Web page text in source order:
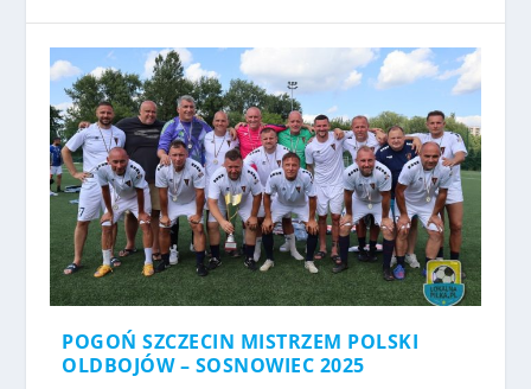
POGOŃ SZCZECIN MISTRZEM POLSKI
OLDBOJÓW – SOSNOWIEC 2025